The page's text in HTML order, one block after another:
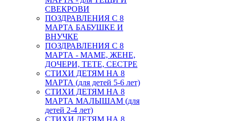
СВЕКРОВИ
ПОЗДРАВЛЕНИЯ С 8
МАРТА БАБУШКЕ И
ВНУЧКЕ
ПОЗДРАВЛЕНИЯ С 8
МАРТА - МАМЕ, ЖЕНЕ,
ДОЧЕРИ, ТЕТЕ, СЕСТРЕ
СТИХИ ДЕТЯМ НА 8
МАРТА (для детей 5-6 лет)
СТИХИ ДЕТЯМ НА 8
МАРТА МАЛЫШАМ (для
детей 2-4 лет)
СТИХИ ДЕТЯМ НА 8